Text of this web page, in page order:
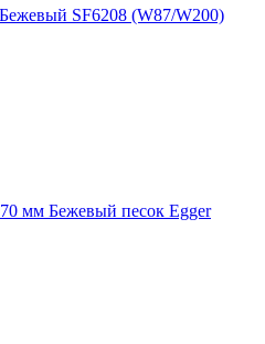
SF6208 (W87/W200)
мм Бежевый песок Egger